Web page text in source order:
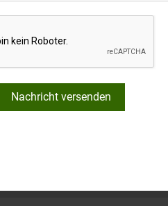
Nachricht versenden